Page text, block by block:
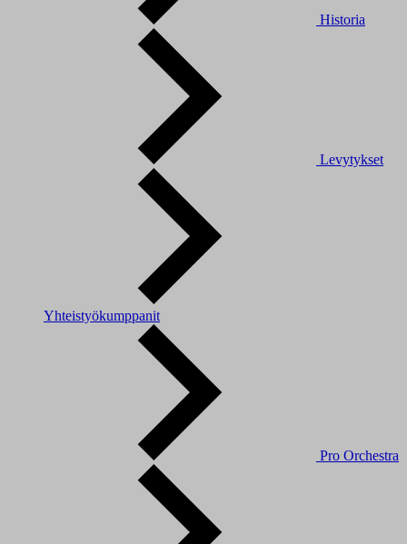
Historia
Levytykset
Yhteistyökumppanit
Pro Orchestra